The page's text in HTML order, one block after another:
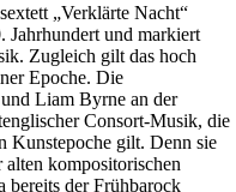
„Verklärte Nacht“
Jahrhundert und markiert
Zugleich gilt das hoch
Epoche. Die
Liam Byrne an der
Consort-Musik, die
Kunstepoche gilt. Denn sie
kompositorischen
bereits der Frühbarock